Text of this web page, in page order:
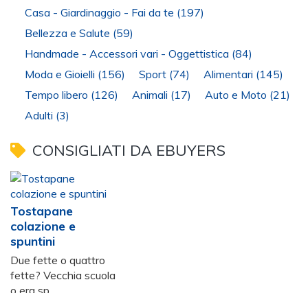
Casa - Giardinaggio - Fai da te (197)
Bellezza e Salute (59)
Handmade - Accessori vari - Oggettistica (84)
Moda e Gioielli (156) Sport (74) Alimentari (145)
Tempo libero (126) Animali (17) Auto e Moto (21)
Adulti (3)
CONSIGLIATI DA EBUYERS
Tostapane
colazione e
spuntini
Due fette o quattro
fette? Vecchia scuola